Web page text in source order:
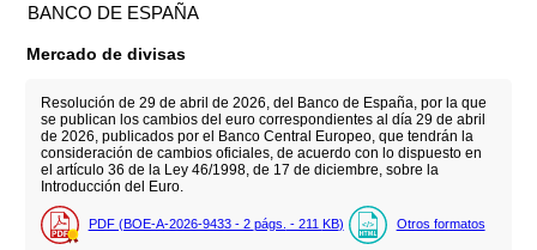
BANCO DE ESPAÑA
Mercado de divisas
Resolución de 29 de abril de 2026, del Banco de España, por la que
se publican los cambios del euro correspondientes al día 29 de abril
de 2026, publicados por el Banco Central Europeo, que tendrán la
consideración de cambios oficiales, de acuerdo con lo dispuesto en
el artículo 36 de la Ley 46/1998, de 17 de diciembre, sobre la
Introducción del Euro.
PDF (BOE-A-2026-9433 - 2 págs. - 211 KB) Otros formatos